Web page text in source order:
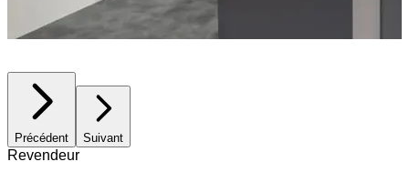
Précédent Suivant
Revendeur